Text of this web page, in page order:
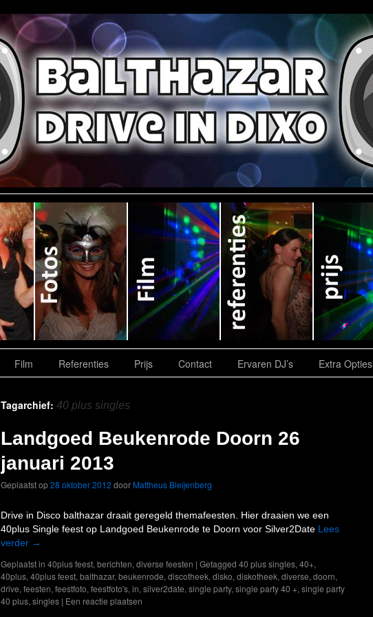
Film Referenties Prijs Contact Ervaren DJ’s Extra Opties
Tagarchief: 40 plus singles
Landgoed Beukenrode Doorn 26
januari 2013
Geplaatst op28 oktober 2012 door Mattheus Bleijenberg
Drive in Disco balthazar draait geregeld themafeesten. Hier draaien we een
40plus Single feest op Landgoed Beukenrode te Doorn voor Silver2Date Lees
verder →
Geplaatst in 40plus feest, berichten, diverse feesten | Getagged 40 plus singles, 40+,
40plus, 40plus feest, balthazar, beukenrode, discotheek, disko, diskotheek, diverse, doorn,
drive, feesten, feestfoto, feestfoto's, in, silver2date, single party, single party 40 +, single party
40 plus, singles | Een reactie plaatsen